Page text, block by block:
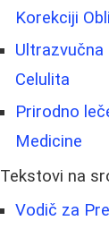
Korekciji
Ultrazvučna
Celulita
Prirodno
Medicine
Tekstovi na
Vodič za